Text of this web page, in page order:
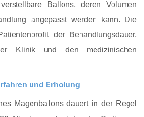
Ballons, deren Volumen
angepasst werden kann. Die
der Behandlungsdauer,
Klinik und den medizinischen
und Erholung
Magenballons dauert in der Regel